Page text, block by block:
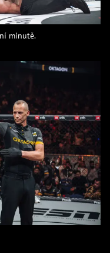
minutě.